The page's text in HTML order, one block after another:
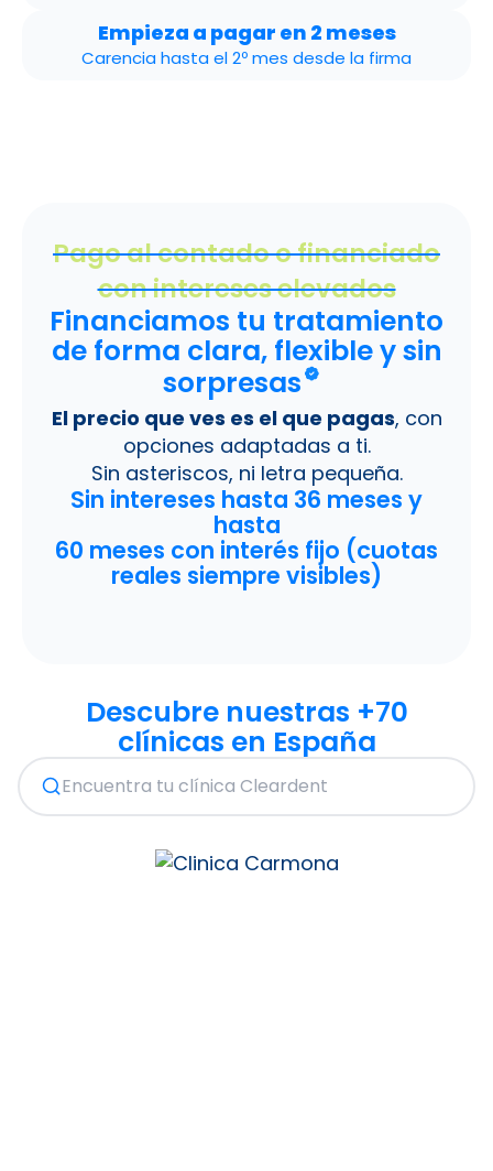
Empieza a pagar en 2 meses
Carencia hasta el 2º mes desde la firma
Pago al contado o financiado
con intereses elevados
Financiamos tu tratamiento
de forma clara, flexible y sin
sorpresas
El precio que ves es el que pagas, con
opciones adaptadas a ti.
Sin asteriscos, ni letra pequeña.
Sin intereses hasta 36 meses y
hasta
60 meses con interés fijo (cuotas
reales siempre visibles)
Descubre nuestras +70
clínicas en España